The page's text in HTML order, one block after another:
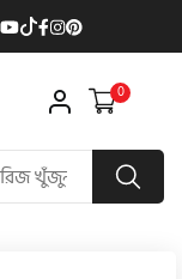
0